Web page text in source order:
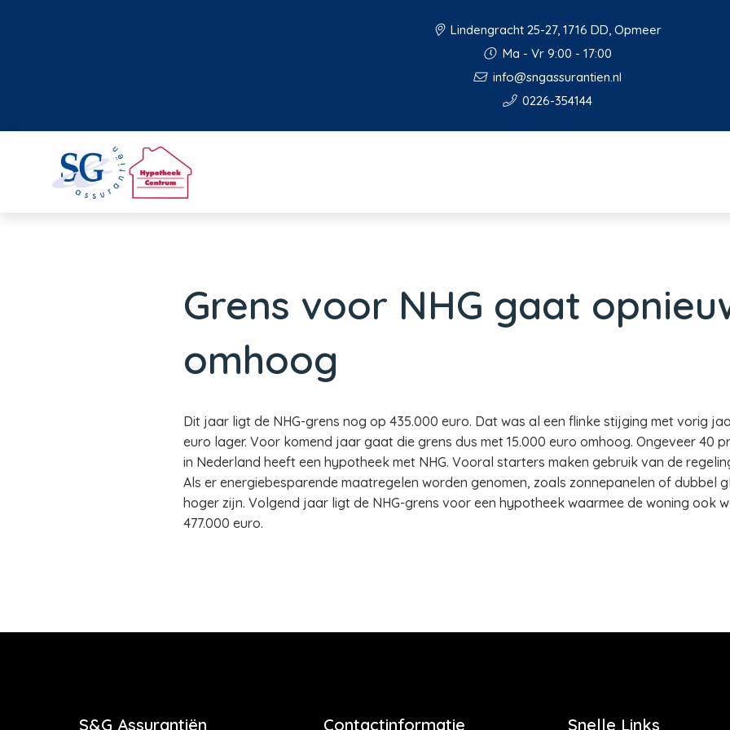
Lindengracht 25-27, 1716 DD, Opmeer
Ma - Vr 9:00 - 17:00
info@sngassurantien.nl
0226-354144
Grens voor NHG gaat
omhoog
Dit jaar ligt de NHG-grens nog op 435.000 euro. Dat was al een flinke stijging met vorig
euro lager. Voor komend jaar gaat die grens dus met 15.000 euro omhoog. Ongeveer 40
in Nederland heeft een hypotheek met NHG. Vooral starters maken gebruik van de
Als er energiebesparende maatregelen worden genomen, zoals zonnepanelen of dubbel
hoger zijn. Volgend jaar ligt de NHG-grens voor een hypotheek waarmee de woning ook
477.000 euro.
S&G Assurantiën Contactinformatie Snelle Links